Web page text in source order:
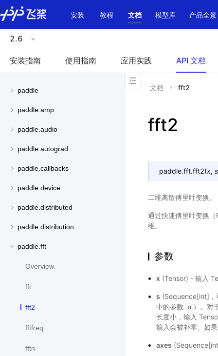
\u200E
安装
教程 文档 模型库 产品全景
2.6
安装指南 使用指南 应用实践 API 文档
paddle
paddle.amp
paddle.audio
paddle.autograd
paddle.callbacks
paddle.device
paddle.distributed
paddle.distribution
paddle.fft
Overview
fft
fft2
fftfreq
fftn
文档 fft2
fft2
paddle.fft.fft2(x, s
二维离散傅里叶变换。
通过快速傅里叶变换
维。
参数
x (Tensor) - 输入
s (Sequence[int]，
中的参数
n ）。对
长度小，输入
输入会被补零。如
axes